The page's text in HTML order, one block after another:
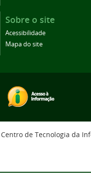
Sobre o site
Acessibilidade
Mapa do site
Centro de Tecnologia da